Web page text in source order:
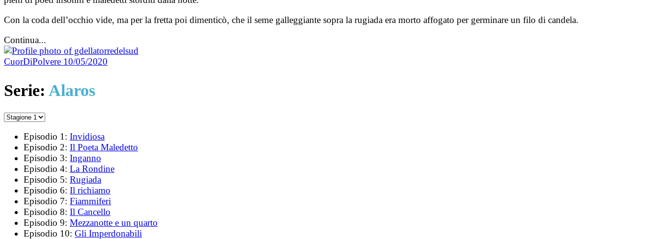
Con la coda dell’occhio vide, ma per la fretta poi dimenticò, che il seme galleggiante sopra la rugiada era morto affogato per germinare un filo di candela.
Continua...
CuorDiPolvere 10/05/2020
Serie: Alaros
Episodio 1: Invidiosa
Episodio 2: Il Poeta Maledetto
Episodio 3: Inganno
Episodio 4: La Rondine
Episodio 5: Rugiada
Episodio 6: Il richiamo
Episodio 7: Fiammiferi
Episodio 8: Il Cancello
Episodio 9: Mezzanotte e un quarto
Episodio 10: Gli Imperdonabili